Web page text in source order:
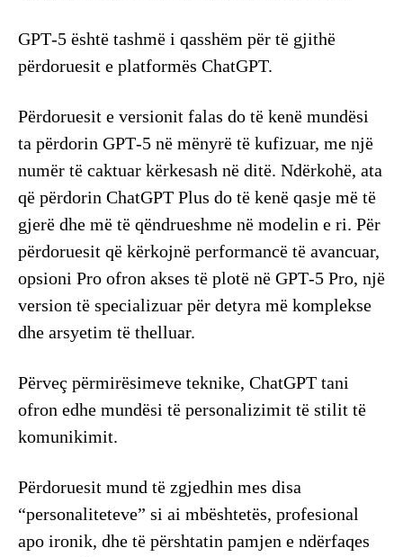
GPT‑5 është tashmë i qasshëm për të gjithë
përdoruesit e platformës ChatGPT.
Përdoruesit e versionit falas do të kenë mundësi
ta përdorin GPT‑5 në mënyrë të kufizuar, me një
numër të caktuar kërkesash në ditë. Ndërkohë, ata
që përdorin ChatGPT Plus do të kenë qasje më të
gjerë dhe më të qëndrueshme në modelin e ri. Për
përdoruesit që kërkojnë performancë të avancuar,
opsioni Pro ofron akses të plotë në GPT‑5 Pro, një
version të specializuar për detyra më komplekse
dhe arsyetim të thelluar.
Përveç përmirësimeve teknike, ChatGPT tani
ofron edhe mundësi të personalizimit të stilit të
komunikimit.
Përdoruesit mund të zgjedhin mes disa
“personaliteteve” si ai mbështetës, profesional
apo ironik, dhe të përshtatin pamjen e ndërfaqes